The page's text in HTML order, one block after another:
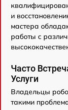
и
мастера
работы с
Часто
Услуги
Владельцы
такими